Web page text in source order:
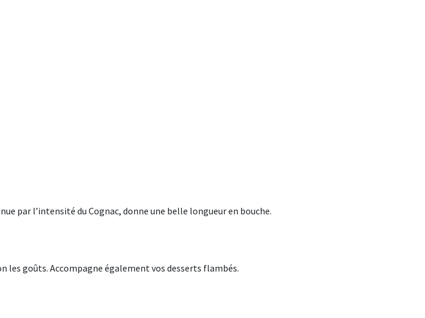
par l’intensité du Cognac, donne une belle longueur en bouche.
goûts. Accompagne également vos desserts flambés.